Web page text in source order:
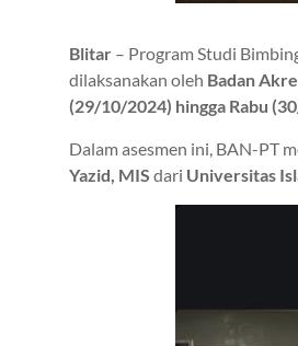
Blitar – Program Studi
dilaksanakan oleh Badan
(29/10/2024) hingga Rabu
Dalam asesmen ini, BAN-PT
Yazid, MIS dari Universitas